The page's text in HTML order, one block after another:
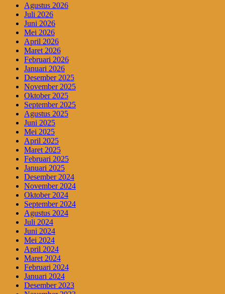
Agustus 2026
Juli 2026
Juni 2026
Mei 2026
April 2026
Maret 2026
Februari 2026
Januari 2026
Desember 2025
November 2025
Oktober 2025
September 2025
Agustus 2025
Juni 2025
Mei 2025
April 2025
Maret 2025
Februari 2025
Januari 2025
Desember 2024
November 2024
Oktober 2024
September 2024
Agustus 2024
Juli 2024
Juni 2024
Mei 2024
April 2024
Maret 2024
Februari 2024
Januari 2024
Desember 2023